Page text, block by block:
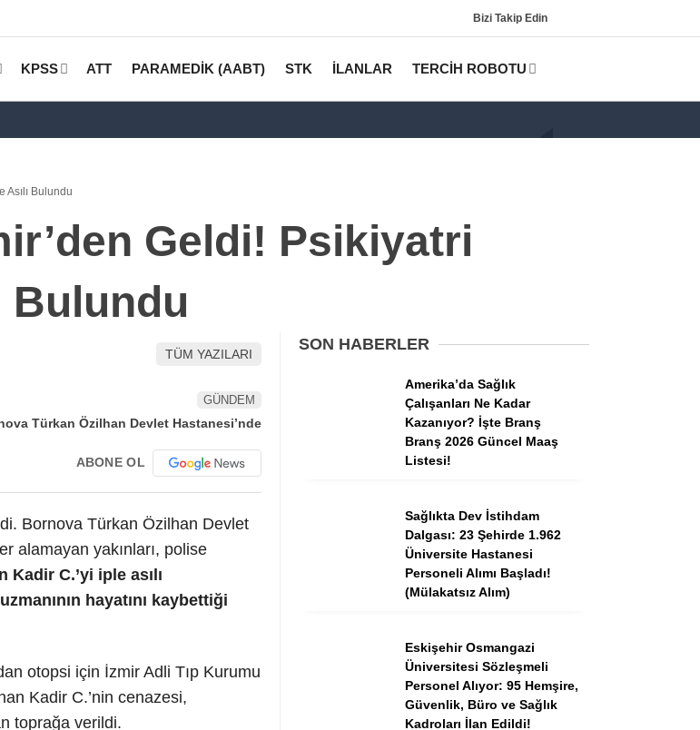
Tercih Robotu (Ön Lisans)
Tercih Robotu (Lise)
Hattı
Bizi Takip Edin
KPSS ATT PARAMEDİK (AABT) STK İLANLAR TERCİH ROBOTU
Asılı Bulundu
Geldi! Psikiyatri
Bulundu
TÜM YAZILARI
GÜNDEM
ABONE OL
Bornova Türkan Özilhan Devlet
alamayan yakınları, polise
C.’yi iple asılı
hayatını kaybettiği
otopsi için İzmir Adli Tıp Kurumu
Kadir C.’nin cenazesi,
toprağa verildi.
SON HABERLER
Amerika’da Sağlık
Çalışanları Ne Kadar
Kazanıyor? İşte Branş
Branş 2026 Güncel Maaş
Listesi!
Sağlıkta Dev İstihdam
Dalgası: 23 Şehirde 1.962
Üniversite Hastanesi
Personeli Alımı Başladı!
(Mülakatsız Alım)
Eskişehir Osmangazi
Üniversitesi Sözleşmeli
Personel Alıyor: 95 Hemşire,
Güvenlik, Büro ve Sağlık
Kadroları İlan Edildi!